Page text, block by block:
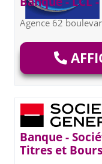
Agence 62
Banque -
Titres et